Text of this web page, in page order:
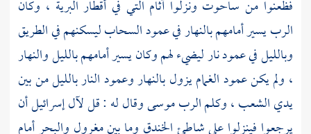
فظعنوا من ساحوت ونزلوا آثام التي في أقطار البرية ، وكان
الرب يسير أمامهم بالنهار في عمود السحاب ليسكنهم في الطريق
وبالليل في عمود نار ليضيء لهم وكان يسير أمامهم بالليل والنهار
، ولم يكن عمود الغمام يزول بالنهار وعمود النار بالليل من بين
يدي الشعب ، وكلم الربموسىوقال له : قل لآل إسرائيل أن
يرجعوا فينزلوا على شاطئ الخندق وما بينمغرول والبحر أمام